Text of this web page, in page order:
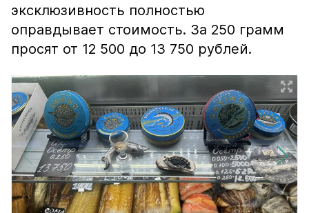
эксклюзивность полностью
оправдывает стоимость. За 250 грамм
просят от 12 500 до 13 750 рублей.